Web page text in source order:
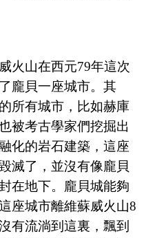
火山在西元79年這次
龐貝一座城市。其
所有城市，比如赫庫
被考古學家們挖掘出
化的岩石建築，這座
滅了，並沒有像龐貝
在地下。龐貝城能夠
座城市離維蘇威火山8
有流淌到這裏，飄到